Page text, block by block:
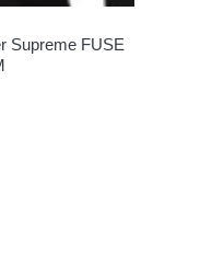
Supreme FUSE